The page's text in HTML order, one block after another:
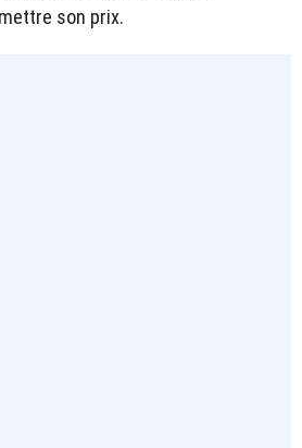
son prix.